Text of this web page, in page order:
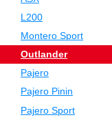
L200
Montero Sport
Outlander
Pajero
Pajero Pinin
Pajero Sport